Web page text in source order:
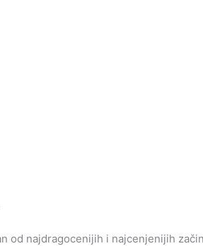
od najdragocenijih i najcenjenijih